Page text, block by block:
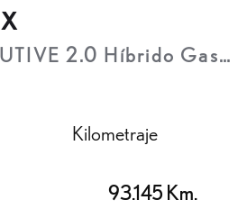
2.0 Híbrido
Kilometraje
93.145 Km.